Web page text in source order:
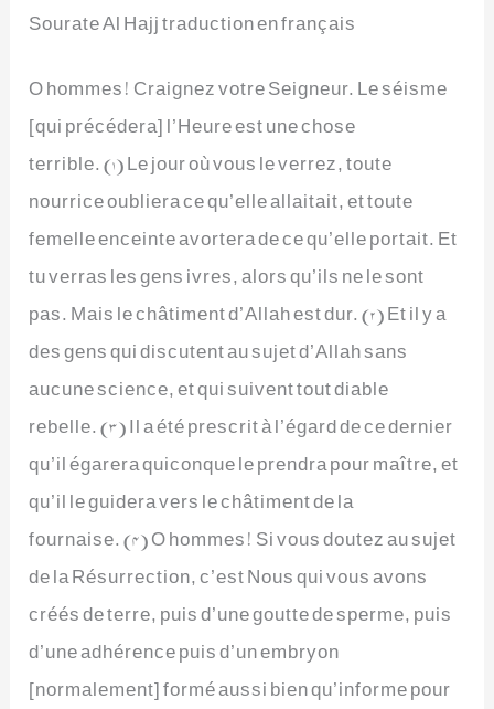
Sourate Al Hajj traduction en français
O hommes! Craignez votre Seigneur. Le séisme
[qui précédera] l’Heure est une chose
terrible. (1) Le jour où vous le verrez, toute
nourrice oubliera ce qu’elle allaitait, et toute
femelle enceinte avortera de ce qu’elle portait. Et
tu verras les gens ivres, alors qu’ils ne le sont
pas. Mais le châtiment d’Allah est dur. (2) Et il y a
des gens qui discutent au sujet d’Allah sans
aucune science, et qui suivent tout diable
rebelle. (3) Il a été prescrit à l’égard de ce dernier
qu’il égarera quiconque le prendra pour maître, et
qu’il le guidera vers le châtiment de la
fournaise. (4) O hommes! Si vous doutez au sujet
de la Résurrection, c’est Nous qui vous avons
créés de terre, puis d’une goutte de sperme, puis
d’une adhérence puis d’un embryon
[normalement] formé aussi bien qu’informe pour